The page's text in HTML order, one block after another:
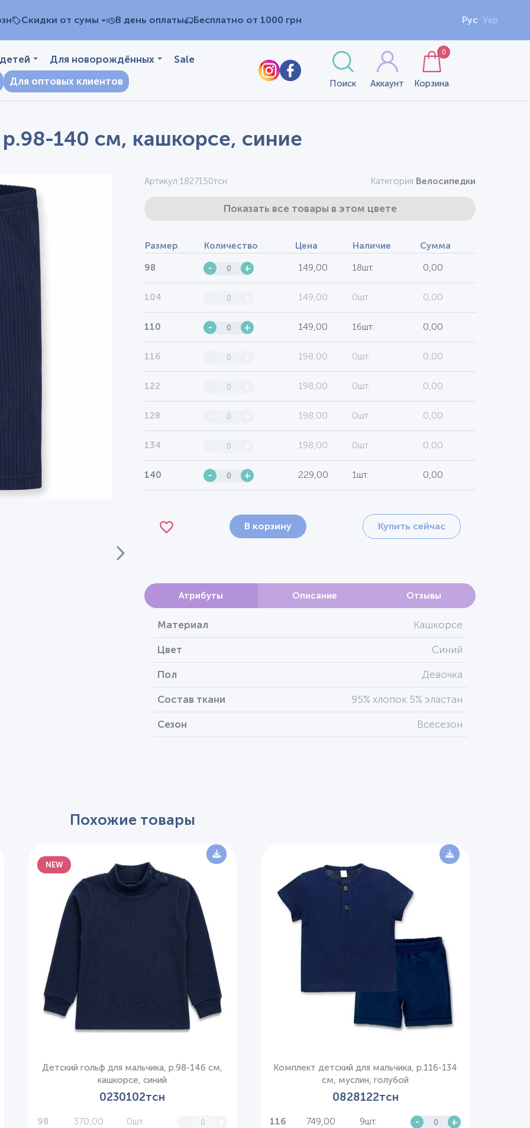
Скидки от сумы В день оплаты Бесплатно от 1000 грн Рус Укр
Для новорождённых
Sale
Для оптовых клиентов
Поиск Аккаунт Корзина
0
140 см, кашкорсе, синие
Артикул 1827150тсн Категория Велосипедки
Показать все товары в этом цвете
Размер Количество Цена Наличие Сумма
98 - + 149,00 18шт. 0,00
104 149,00 0шт. 0,00
110 - + 149,00 16шт. 0,00
116 198,00 0шт. 0,00
122 198,00 0шт. 0,00
128 198,00 0шт. 0,00
134 198,00 0шт. 0,00
140 - + 229,00 1шт. 0,00
В корзину Купить сейчас
Атрибуты Описание Отзывы
Материал Кашкорсе
Цвет Синий
Пол Девочка
Состав ткани 95% хлопок 5% эластан
Сезон Всесезон
Похожие товары
Нет в наличии
NEW
Детский гольф для мальчика, р.98-146 см,
кашкорсе, синий
0230102тсн
98 370,00 0шт.
Комплект детский для мальчика, р.116-134
см, муслин, голубой
0828122тсн
116 749,00 9шт. - +